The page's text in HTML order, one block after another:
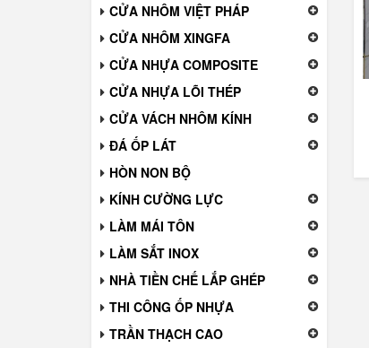
CỬA NHÔM VIỆT PHÁP
CỬA NHÔM XINGFA
CỬA NHỰA COMPOSITE
CỬA NHỰA LÕI THÉP
CỬA VÁCH NHÔM KÍNH
ĐÁ ỐP LÁT
HÒN NON BỘ
KÍNH CƯỜNG LỰC
LÀM MÁI TÔN
LÀM SẮT INOX
NHÀ TIỀN CHẾ LẮP GHÉP
THI CÔNG ỐP NHỰA
TRẦN THẠCH CAO